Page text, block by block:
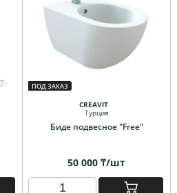
ПОД ЗАКАЗ
CREAVIT
Турция
Биде подвесное "Free"
50 000 ₸/шт